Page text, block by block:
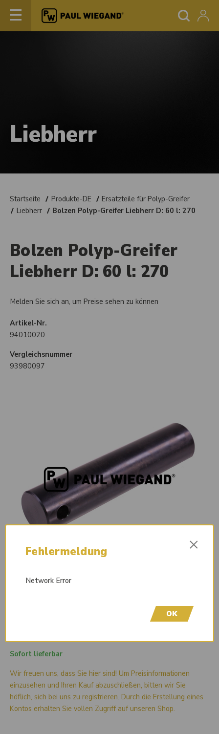
Liebherr
Startseite Produkte-DE
Ersatzteile für Polyp-Greifer
Liebherr
Bolzen Polyp-Greifer Liebherr D: 60 l: 270
Bolzen Polyp-Greifer
Liebherr D: 60 l: 270
Melden Sie sich an, um Preise sehen zu können
Artikel-Nr.
94010020
Vergleichsnummer
93980097
Sofort lieferbar
Wir freuen uns, dass Sie hier sind! Um Preisinformationen
einzusehen und Ihren Kauf abzuschließen, bitten wir Sie
höflich, sich bei uns zu registrieren. Durch die Erstellung eines
Kontos erhalten Sie vollen Zugriff auf unseren Shop.
Fehlermeldung ×
Network Error
OK